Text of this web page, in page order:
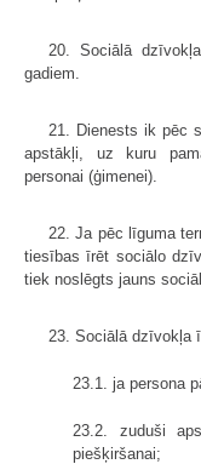
20. Sociālā
gadiem.
21. Dienests ik pēc
apstākļi, uz kuru
personai (ģimenei).
22. Ja pēc līguma
tiesības īrēt sociālo
tiek noslēgts jauns
23. Sociālā dzīvokļa
23.1. ja persona
23.2. zuduši
piešķiršanai;